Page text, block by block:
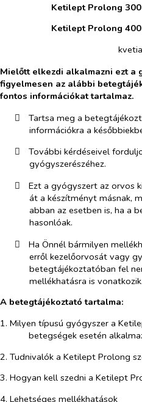
Ketilept Prolong
Ketilept Prolong
Mielőtt elkezdi alkalmazni ezt a
figyelmesen az alábbi
fontos információkat tartalmaz.
​
Tartsa meg a
információkra a
​
További kérdéseivel
gyógyszerészéhez.
​
Ezt a gyógyszert az orvos
át a készítményt másnak,
abban az esetben is, ha a
hasonlóak.
​
Ha Önnél bármilyen
erről kezelőorvosát vagy
betegtájékoztatóban fel
mellékhatásra is
A betegtájékoztató tartalma:
1. Milyen típusú gyógyszer a
betegségek esetén
2. Tudnivalók a Ketilept Prolong
3. Hogyan kell szedni a Ketilept
4. Lehetséges mellékhatások